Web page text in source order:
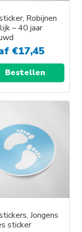
de
productpagina
Robijnen
– 40 jaar
€17,45
Bestellen
Dit
heeft
meerdere
variaties.
Deze
optie
gekozen
worden
op
Jongens
sticker